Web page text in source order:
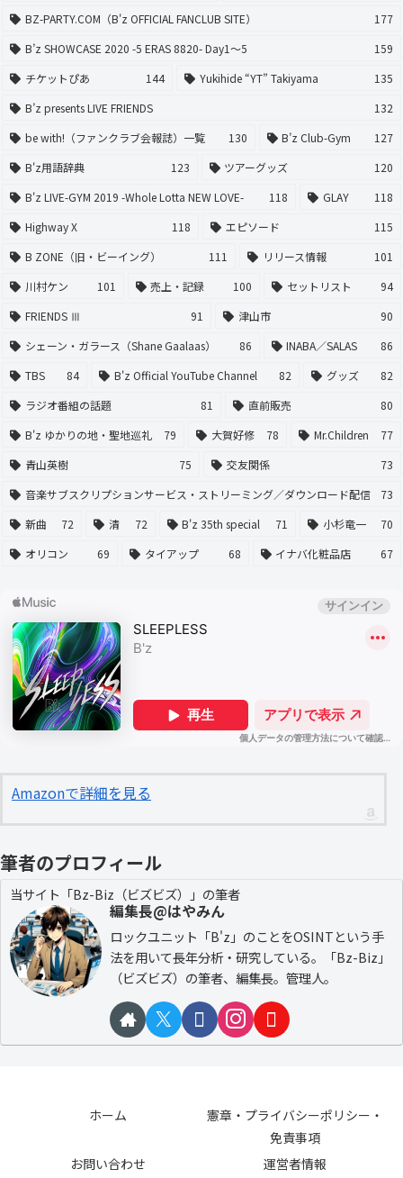
BZ-PARTY.COM（B'z OFFICIAL FANCLUB SITE）
177
B’z SHOWCASE 2020 -5 ERAS 8820- Day1〜5
159
チケットぴあ
144 Yukihide “YT” Takiyama
135
B’z presents LIVE FRIENDS
132
be with!（ファンクラブ会報誌）一覧
130 B’z Club-Gym
127
B'z用語辞典
123 ツアーグッズ
120
B'z LIVE-GYM 2019 -Whole Lotta NEW LOVE-
118 GLAY
118
Highway X
118 エピソード
115
B ZONE（旧・ビーイング）
111 リリース情報
101
川村ケン
101 売上・記録 100 セットリスト
94
FRIENDS Ⅲ
91 津山市
90
シェーン・ガラース（Shane Gaalaas）
86 INABA／SALAS
86
TBS
84 B'z Official YouTube Channel 82 グッズ
82
ラジオ番組の話題
81 直前販売
80
B'z ゆかりの地・聖地巡礼
79 大賀好修 78 Mr.Children
77
青山英樹
75 交友関係
73
音楽サブスクリプションサービス・ストリーミング／ダウンロード配信
73
新曲
72 清 72 B'z 35th special 71 小杉竜一
70
オリコン
69 タイアップ 68 イナバ化粧品店 67
Amazonで詳細を見る
筆者のプロフィール
当サイト「Bz-Biz（ビズビズ）」の筆者
編集長@はやみん
ロックユニット「B'z」のことをOSINTという手
法を用いて長年分析・研究している。「Bz-Biz」
（ビズビズ）の筆者、編集長。管理人。
ホーム
憲章・プライバシーポリシー・
免責事項
お問い合わせ
運営者情報